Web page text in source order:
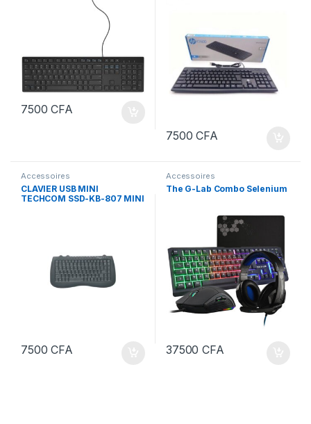
7500CFA
7500CFA
Accessoires
CLAVIER USB MINI
TECHCOM SSD-KB-807 MINI
7500CFA
Accessoires
The G-Lab Combo Selenium
37500CFA